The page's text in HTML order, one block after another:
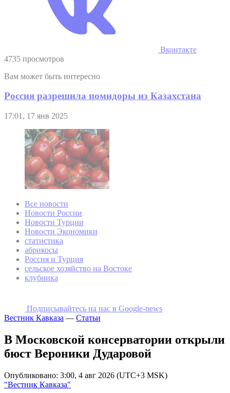
Вконтакте
4735 просмотров
Вам может быть интересно
Россия разрешила помидоры из Казахстана
17:01, 17 янв 2025
Все новости
Новости России
Новости Турции
Новости Экономики
статистика
абрикосы
Россия и Турция
сельское хозяйство на Востоке
клубника
Подписывайтесь на наc в Google-news
Вестник Кавказа — Статьи
В Московской консерватории открыли
бюст Вероники Дударовой
Опубликовано: 3:00, 4 авг 2026 (UTC+3 MSK)
"Вестник Кавказа"